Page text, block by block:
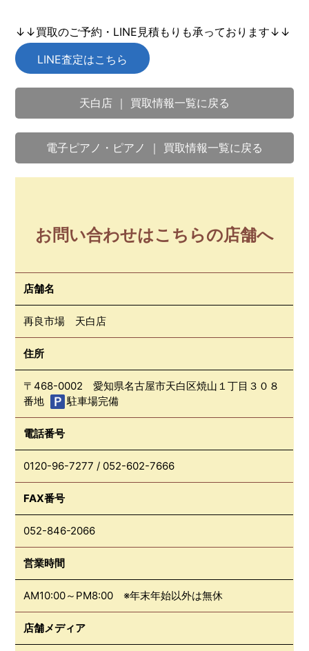
↓↓買取のご予約・LINE見積もりも承っております↓↓
LINE査定はこちら
天白店 ｜ 買取情報一覧に戻る
電子ピアノ・ピアノ ｜ 買取情報一覧に戻る
お問い合わせはこちらの店舗へ
店舗名
再良市場 天白店
住所
〒468-0002 愛知県名古屋市天白区焼山１丁目３０８
番地
駐車場完備
電話番号
0120-96-7277 / 052-602-7666
FAX番号
052-846-2066
営業時間
AM10:00～PM8:00 ※年末年始以外は無休
店舗メディア